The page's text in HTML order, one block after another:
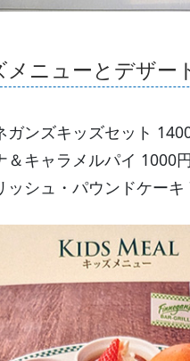
メニューとデザー
ガンズキッズセット
＆キャラメルパイ 1000円
ッシュ・パウンドケーキ